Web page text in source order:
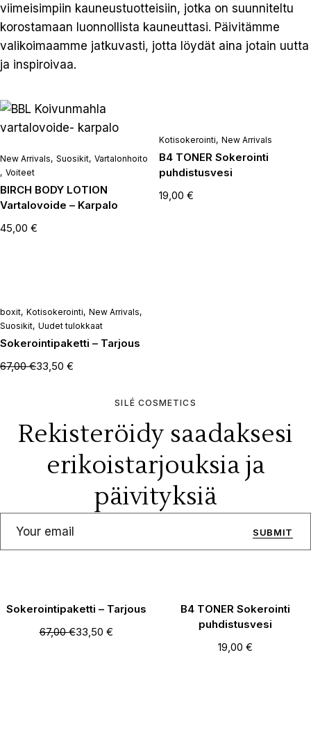
viimeisimpiin kauneustuotteisiin, jotka on suunniteltu
korostamaan luonnollista kauneuttasi. Päivitämme
valikoimaamme jatkuvasti, jotta löydät aina jotain uutta
ja inspiroivaa.
New Arrivals Suosikit Vartalonhoito
Voiteet
BIRCH BODY LOTION
Vartalovoide – Karpalo
45,00 €
Kotisokerointi New Arrivals
B4 TONER Sokerointi
puhdistusvesi
19,00 €
boxit Kotisokerointi New Arrivals
Suosikit Uudet tulokkaat
Sokerointipaketti – Tarjous
67,00€33,50 €
SILÉ COSMETICS
Rekisteröidy saadaksesi
erikoistarjouksia ja
päivityksiä
SUBMIT
Sokerointipaketti – Tarjous
67,00€33,50 €
B4 TONER Sokerointi
puhdistusvesi
19,00 €